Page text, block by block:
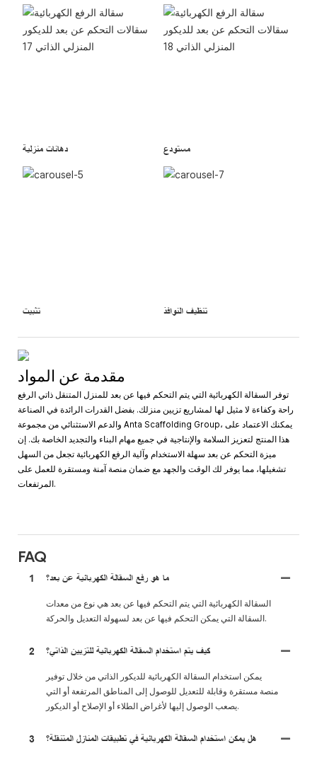
دهانات منزلية مستودع
تثبيت تنظيف النوافذ
مقدمة عن المواد
توفر السقالة الكهربائية التي يتم التحكم فيها عن بعد للمنزل المتنقل ذاتي الرفع
راحة وكفاءة لا مثيل لها لمشاريع تزيين منزلك. بفضل القدرات الرائدة في الصناعة
والدعم الاستثنائي من مجموعة Anta Scaffolding Group، يمكنك الاعتماد على
هذا المنتج لتعزيز السلامة والإنتاجية في جميع مهام البناء والتجديد الخاصة بك. إن
ميزة التحكم عن بعد سهلة الاستخدام وآلية الرفع الكهربائية تجعل من السهل
تشغيلها، مما يوفر لك الوقت والجهد مع ضمان منصة آمنة ومستقرة للعمل على
المرتفعات.
FAQ
1 ما هو رفع السقالة الكهربائية عن بعد؟
السقالة الكهربائية التي يتم التحكم فيها عن بعد هي نوع من معدات
السقالة التي يمكن التحكم فيها عن بعد لسهولة التعديل والحركة.
2 كيف يتم استخدام السقالة الكهربائية للتزيين الذاتي؟
يمكن استخدام السقالة الكهربائية للديكور الذاتي من خلال توفير
منصة مستقرة وقابلة للتعديل للوصول إلى المناطق المرتفعة أو التي
يصعب الوصول إليها لأغراض الطلاء أو الإصلاح أو الديكور.
3 هل يمكن استخدام السقالة الكهربائية في تطبيقات المنازل المتنقلة؟